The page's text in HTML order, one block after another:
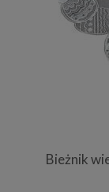
Bieżnik